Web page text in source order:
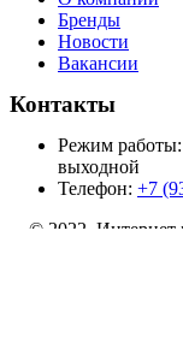
Бренды
Новости
Вакансии
Контакты
Режим
выходной
Телефон: +7
© 2022 Интернет